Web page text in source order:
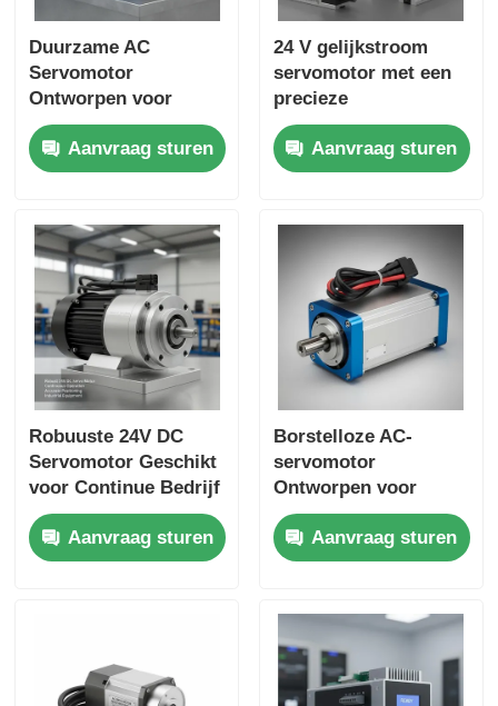
Duurzame AC
Servomotor
Ontworpen voor
Continue Bedrijf en
Nauwkeurige
Positionering in
Productiesystemen
Aanvraag sturen
24 V gelijkstroom
servomotor met een
precieze
positionering en
duurzame prestaties
geschikt voor CNC-
Aanvraag sturen
Robuuste 24V DC
Servomotor Geschikt
voor Continue Bedrijf
en Nauwkeurige
Positionering in
Industriële
Aanvraag sturen
Borstelloze AC-
servomotor
Ontworpen voor
Nauwkeurige
Positionering en
Snelheidsregeling in
Productieprocessen
Aanvraag sturen